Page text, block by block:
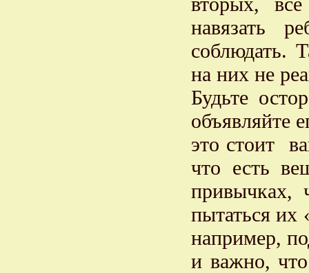
навязать
соблюдать.
на них не
Будьте
объявляйте
это стоит
что есть
привычках,
пытаться их
например,
и важно,